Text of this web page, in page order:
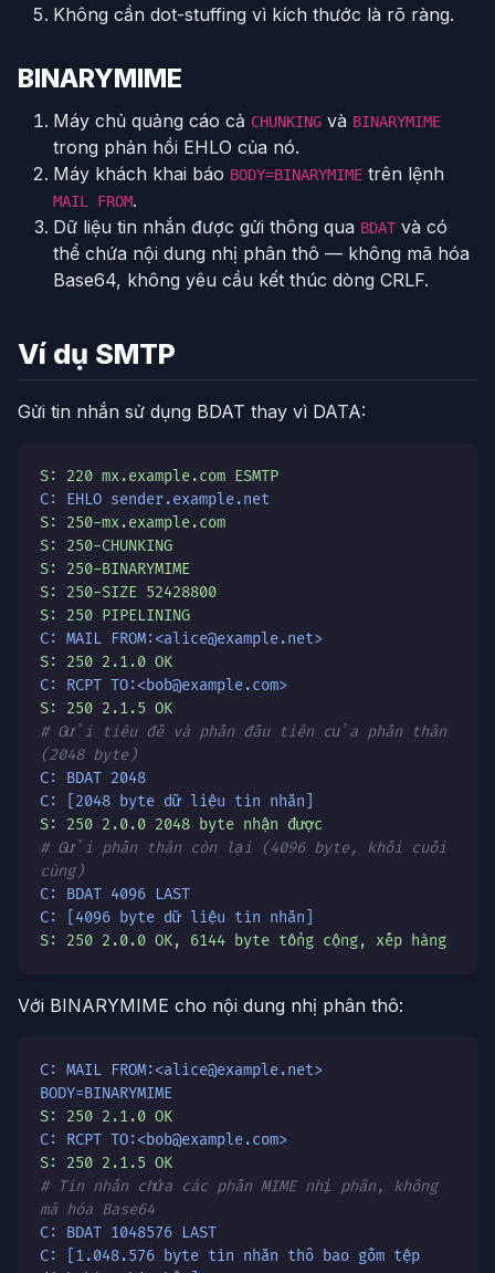
Không cần dot-stuffing vì kích thước là rõ ràng.
BINARYMIME
Máy chủ quảng cáo cả CHUNKING và BINARYMIME
trong phản hồi EHLO của nó.
Máy khách khai báo BODY=BINARYMIME trên lệnh
MAIL FROM.
Dữ liệu tin nhắn được gửi thông qua BDAT và có
thể chứa nội dung nhị phân thô — không mã hóa
Base64, không yêu cầu kết thúc dòng CRLF.
Ví dụ SMTP
Gửi tin nhắn sử dụng BDAT thay vì DATA:
S: 220 mx.example.com ESMTP
C: EHLO sender.example.net
S: 250-mx.example.com
S: 250-CHUNKING
S: 250-BINARYMIME
S: 250-SIZE 52428800
S: 250 PIPELINING
C: MAIL FROM:<alice@example.net>
S: 250 2.1.0 OK
C: RCPT TO:<bob@example.com>
S: 250 2.1.5 OK
# Gửi tiêu đề và phần đầu tiên của phần thân
(2048 byte)
C: BDAT 2048
C: [2048 byte dữ liệu tin nhắn]
S: 250 2.0.0 2048 byte nhận được
# Gửi phần thân còn lại (4096 byte, khối cuối
cùng)
C: BDAT 4096 LAST
C: [4096 byte dữ liệu tin nhắn]
S: 250 2.0.0 OK, 6144 byte tổng cộng, xếp hàng
Với BINARYMIME cho nội dung nhị phân thô:
C: MAIL FROM:<alice@example.net>
BODY=BINARYMIME
S: 250 2.1.0 OK
C: RCPT TO:<bob@example.com>
S: 250 2.1.5 OK
# Tin nhắn chứa các phần MIME nhị phân, không
mã hóa Base64
C: BDAT 1048576 LAST
C: [1.048.576 byte tin nhắn thô bao gồm tệp